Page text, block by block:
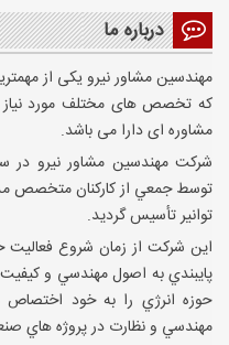
درباره ما
مهندسین مشاور نیرو یکی از
که تخصص های مختلف مورد نیاز
مشاوره ای دارا می باشد.
توسط جمعي از كاركنان متخصص
توانير تأسيس گرديد.
اين شركت از زمان شروع
پايبندي به اصول مهندسي و
حوزه انرژي را به خود
مهندسي و نظارت در پروژه هاي
شب یلدا
دورهمی همکاران
جشن روز زن